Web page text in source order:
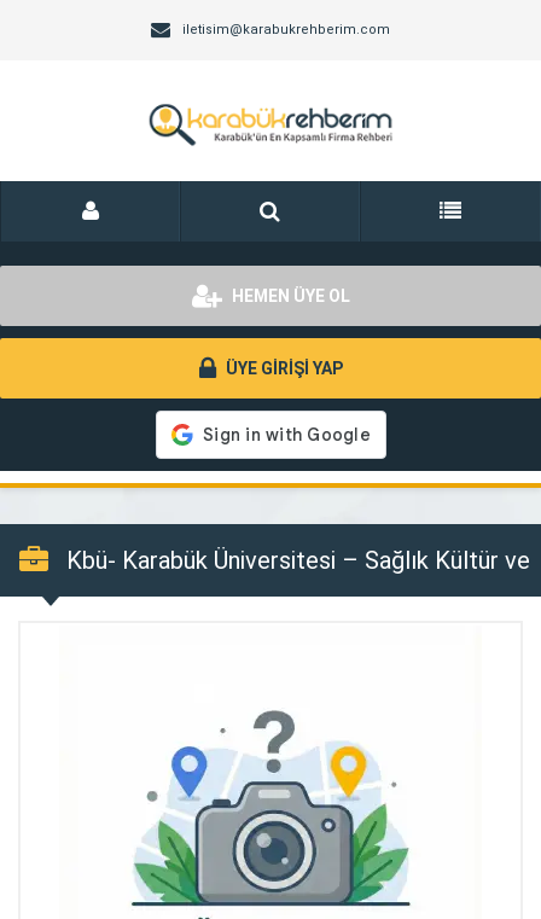
iletisim@karabukrehberim.com
HEMEN ÜYE OL
ÜYE GİRİŞİ YAP
Kbü- Karabük Üniversitesi – Sağlık Kültür ve